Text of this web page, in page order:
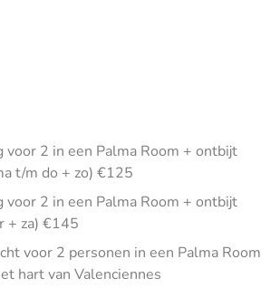
voor 2 in een Palma Room + ontbijt
t/m do + zo) €125
voor 2 in een Palma Room + ontbijt
+ za) €145
voor 2 personen in een Palma Room
hart van Valenciennes